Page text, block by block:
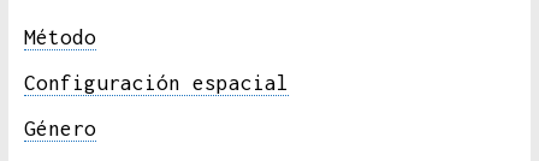
Método
Configuración espacial
Género